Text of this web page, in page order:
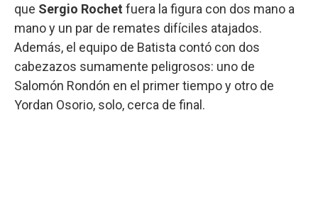
que Sergio Rochet fuera la figura con dos mano a
mano y un par de remates difíciles atajados.
Además, el equipo de Batista contó con dos
cabezazos sumamente peligrosos: uno de
Salomón Rondón en el primer tiempo y otro de
Yordan Osorio, solo, cerca de final.